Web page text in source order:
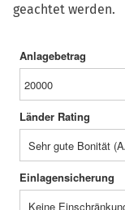
geachtet werden.
Anlagebetrag
Länder Rating
Einlagensicherung